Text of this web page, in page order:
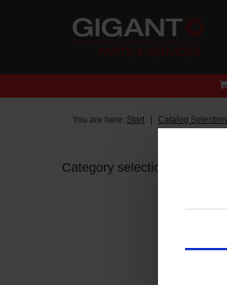
You are here: Start Catalog Selection
Category selection